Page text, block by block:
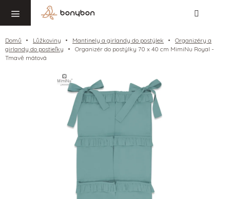
obsah
Domů Lůžkoviny Mantinely a girlandy do postýlek
Organizéry a
girlandy do postieľky
Organizér do postýlky 70 x 40 cm MimiNu Royal -
Tmavě mátová